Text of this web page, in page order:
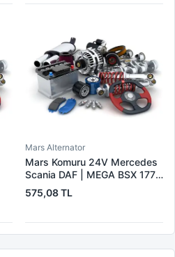
Mars Alternator
Mars Komuru 24V Mercedes
Scania DAF | MEGA BSX 177 |
OEM BSX177
575,08 TL